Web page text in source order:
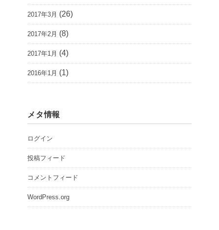
2017年3月 (26)
2017年2月 (8)
2017年1月 (4)
2016年1月 (1)
メタ情報
ログイン
投稿フィード
コメントフィード
WordPress.org